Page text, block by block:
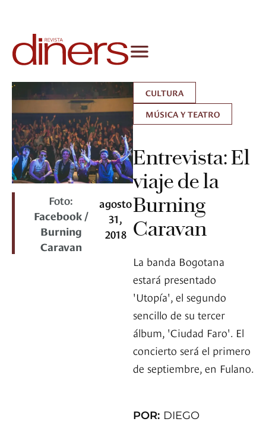
Foto:
Facebook /
Burning
Caravan
agosto
31,
2018
CULTURA
MÚSICA Y TEATRO
Entrevista: El
viaje de la
Burning
Caravan
La banda Bogotana
estará presentado
'Utopía', el segundo
sencillo de su tercer
álbum, 'Ciudad Faro'. El
concierto será el primero
de septiembre, en Fulano.
POR: DIEGO